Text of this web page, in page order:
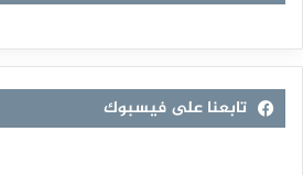
تابعنا على فيسبوك